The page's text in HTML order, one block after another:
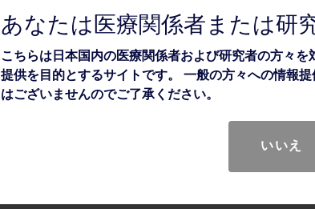
あなたは医療関係者または研
こちらは日本国内の医療関係者および研究者の方々を
提供を目的とするサイトです。 一般の方々への情報
はございませんのでご了承ください。
いいえ